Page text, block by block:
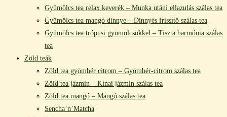
Gyümölcs tea relax keverék – Munka utáni ellazulás szálas tea
Gyümölcs tea mangó dinnye – Dinnyés frissítő szálas tea
Gyümölcs tea trópusi gyümölcsökkel – Tiszta harmónia szálas
tea
Zöld teák
Zöld tea gyömbér citrom – Gyömbér-citrom szálas tea
Zöld tea jázmin – Kínai jázmin szálas tea
Zöld tea mangó – Mangó szálas tea
Sencha’n’Matcha